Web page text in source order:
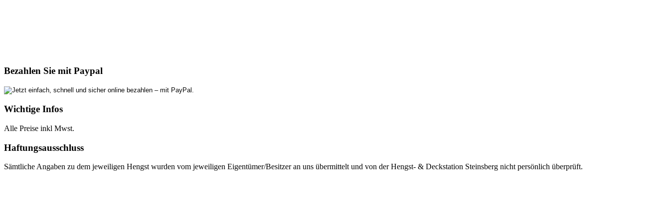
Bezahlen Sie mit Paypal
Wichtige Infos
Alle Preise inkl Mwst.
Haftungsausschluss
Sämtliche Angaben zu dem jeweiligen Hengst wurden vom jeweiligen Eigentümer/Besitzer an uns übermittelt und von der Hengst- & Deckstation Steinsberg nicht persönlich überprüft.